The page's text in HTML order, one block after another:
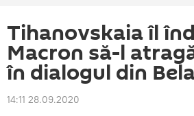
Tihanovskaia îl
Macron să-l
în dialogul din
14:11 28.09.2020